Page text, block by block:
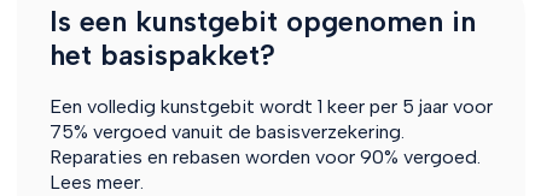
Is een kunstgebit opgenomen in
het basispakket?
Een volledig kunstgebit wordt 1 keer per 5 jaar voor
75% vergoed vanuit de basisverzekering.
Reparaties en rebasen worden voor 90% vergoed.
Lees meer.